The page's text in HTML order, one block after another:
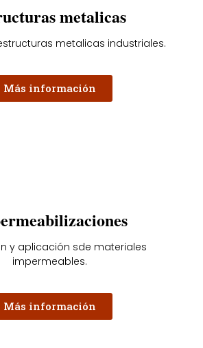
metalicas
metalicas industriales.
Más información
y aplicación sde materiales
impermeables.
Más información